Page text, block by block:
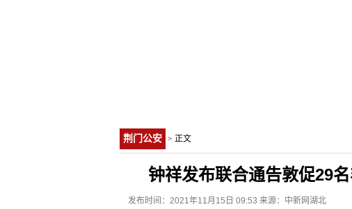
荆门公安 > 正文
钟祥发布联合通告敦促29
发布时间：2021年11月15日 09:53 来源：中新网湖北